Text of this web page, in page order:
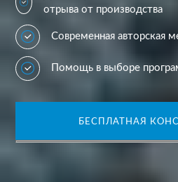
отрыва от производства
Современная авторская
Помощь в выборе
БЕСПЛАТНАЯ